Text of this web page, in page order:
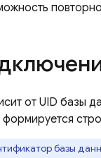
от UID базы
базы